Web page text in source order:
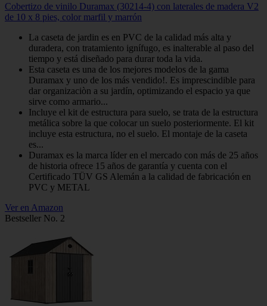
Cobertizo de vinilo Duramax (30214-4) con laterales de madera V2
de 10 x 8 pies, color marfil y marrón
La caseta de jardin es en PVC de la calidad más alta y
duradera, con tratamiento ignífugo, es inalterable al paso del
tiempo y está diseñado para durar toda la vida.
Esta caseta es una de los mejores modelos de la gama
Duramax y uno de los más vendido!. Es imprescindible para
dar organizaciòn a su jardín, optimizando el espacio ya que
sirve como armario...
Incluye el kit de estructura para suelo, se trata de la estructura
metálica sobre la que colocar un suelo posteriormente. El kit
incluye esta estructura, no el suelo. El montaje de la caseta
es...
Duramax es la marca líder en el mercado con más de 25 años
de historia ofrece 15 años de garantía y cuenta con el
Certificado TÜV GS Alemán a la calidad de fabricación en
PVC y METAL​
Ver en Amazon
Bestseller No. 2